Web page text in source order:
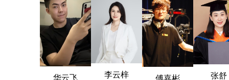
华云飞 李云梓 张舒